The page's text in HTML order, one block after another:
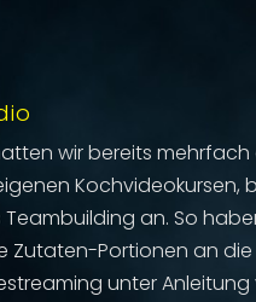
wir bereits mehrfach
Kochvideokursen,
Teambuilding an. So
Zutaten-Portionen an
unter